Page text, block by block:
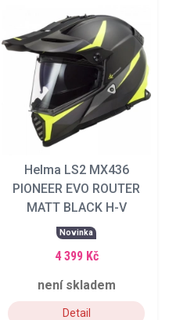
Helma LS2 MX436
PIONEER EVO ROUTER
MATT BLACK H-V
YELLOW
Novinka
4 399 Kč
není skladem
Detail